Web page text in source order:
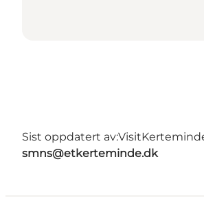
Sist oppdatert av:
smns@etkerteminde.dk